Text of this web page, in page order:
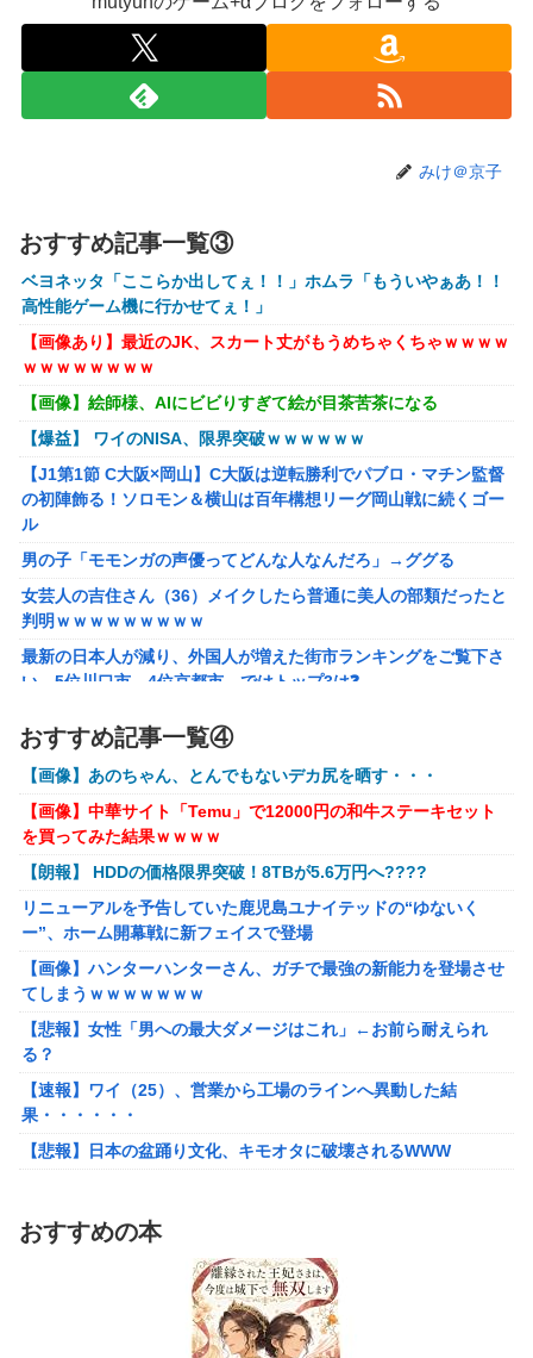
【画像】キングダムの河了貂、「あったけぇ壁」に引き続き
更に味方をぶっ殺す作戦を実行する
【艦これ】でもイベントのたびに思うんだ 空母機動部隊っ
てクソだわ！
【にじさんじ】五木、長尾に表計算ソフトの便利さを理解ら
せる『エクセルに感動してるおじさん見てなんか感動する』
【にじ甲2026】ところで野球って魔法使うのOKなんやっ
け？
LOVEｗｗｗ
「ドラクエ11」攻略感想(54/クリア後)マルティナの「しん
ぴのビスチェ」可愛い！そしてメドローアやギガバーストき
たー！
【虹ヶ咲】「夏はせつ泣き」がキャッチコピーの映画【ラブ
【画像】 YouTubeコメント欄、キレッキレ
【速報】 ひろゆき、離婚ｗｗｗｗｗｗ
【ガンダムＷ】あのメンツのなかでは比較的常識のあるほう
なのがデュオだよね
【ウマ娘】コミケで配布予定だった非公式グッズ「オグリキ
ャップタマモクロスアクリル定規」意外(?)な落とし穴によ
り配布を撤回することに…
【にじさんじ】石神がミームを堪能しとる
みけ＠京子
おすすめ記事一覧③
ベヨネッタ「ここらか出してぇ！！」ホムラ「もういやぁあ！！
高性能ゲーム機に行かせてぇ！」
【画像あり】最近のJK、スカート丈がもうめちゃくちゃｗｗｗｗ
ｗｗｗｗｗｗｗｗ
【画像】絵師様、AIにビビりすぎて絵が目茶苦茶になる
【爆益】 ワイのNISA、限界突破ｗｗｗｗｗｗ
【J1第1節 C大阪×岡山】C大阪は逆転勝利でパブロ・マチン監督
の初陣飾る！ソロモン＆横山は百年構想リーグ岡山戦に続くゴー
ル
男の子「モモンガの声優ってどんな人なんだろ」→ググる
女芸人の吉住さん（36）メイクしたら普通に美人の部類だったと
判明ｗｗｗｗｗｗｗｗｗ
最新の日本人が減り、外国人が増えた街市ランキングをご覧下さ
い→5位川口市、4位京都市、ではトップ3は❓
生・・・
【画像あり】インフルエンサー「20歳でアルファード一括で買え
ちゃう私って素敵」
【悲報】太鼓の達人、お馴染みのフォントの使用料が年間6万か
ら年間320万になったので変更に
フリマ民「あと500円値下げ出来ませんか」ワイ「ほ～い購入
ｗ」
【動画】甲子園の女性審判、大誤審で炎上
【画像】女さん、ミニ過ぎる浴衣を着た写真を投稿して叩かれる
ｗｗｗｗ
【悲報】坂口杏里を家に住ませてあげた結果ｗｗｗｗ
【朗報】Vtuber界、新たなる『弱男の姫』が爆誕ｗｗｗｗｗｗｗ
ｗｗｗｗ
【悲報】30代女性「クソッ！特殊詐欺でお金取られた…」
「FF10の名シーン」←思い浮かべたもの
台風13号のルート、ほぼ確定する
TBS新人アナ ブラチラ、お尻くっきり、Y字開脚！！
【重音テト】コナミデフォルメフィギュア「重音テト 通常衣装
おすすめ記事一覧④
【画像】あのちゃん、とんでもないデカ尻を晒す・・・
【画像】中華サイト「Temu」で12000円の和牛ステーキセット
を買ってみた結果ｗｗｗｗ
【朗報】 HDDの価格限界突破！8TBが5.6万円へ????
リニューアルを予告していた鹿児島ユナイテッドの“ゆないく
ー”、ホーム開幕戦に新フェイスで登場
【画像】ハンターハンターさん、ガチで最強の新能力を登場させ
てしまうｗｗｗｗｗｗｗ
【悲報】女性「男への最大ダメージはこれ」←お前ら耐えられ
る？
【速報】ワイ（25）、営業から工場のラインへ異動した結
果・・・・・・
【悲報】日本の盆踊り文化、キモオタに破壊されるWWW
【艦これ】でもイベントのたびに思うんだ 空母機動部隊ってクソ
【艦これ】ひみつの通り道 他
【艦これ】ナマケモノアガノウサギ 他
おすすめの本